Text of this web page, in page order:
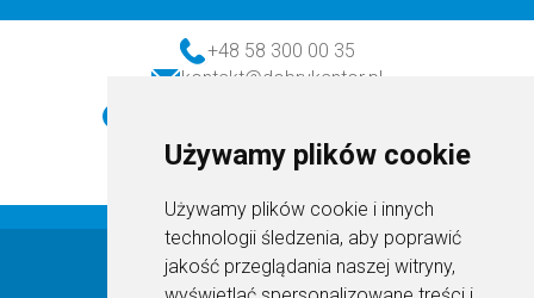
Używamy plików cookie
Używamy plików cookie i innych
technologii śledzenia, aby poprawić
jakość przeglądania naszej witryny,
+48 58 300 00 35
kontakt@dobrykantor.pl
obsługa klienta (w dni robocze)
godz. 8:30-16:30
DobryKantor.pl © 2026